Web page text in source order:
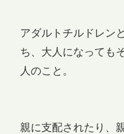
アダルトチルドレン
ち、大人になっても
人のこと。
親に支配されたり、